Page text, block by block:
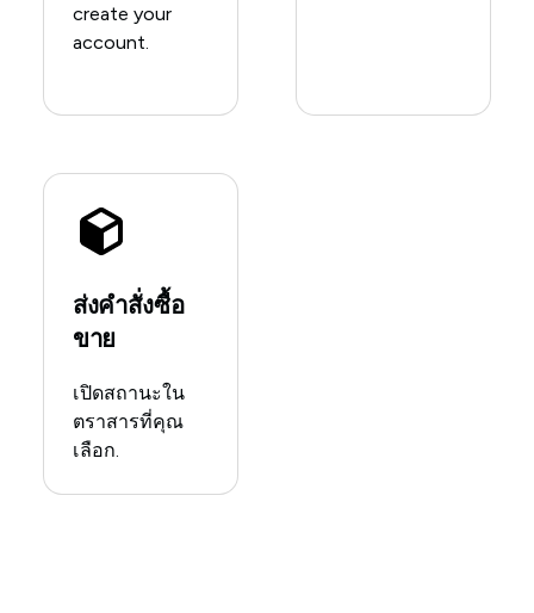
create your
account.
ส่งคำสั่งซื้อ
ขาย
เปิดสถานะใน
ตราสารที่คุณ
เลือก.